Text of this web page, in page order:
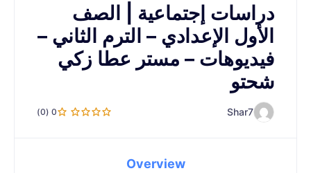
دراسات إجتماعية | الصف
الأول الإعدادي – الترم الثاني –
فيديوهات – مستر عطا زكي
شحتو
Shar7
0 (0)
Overview